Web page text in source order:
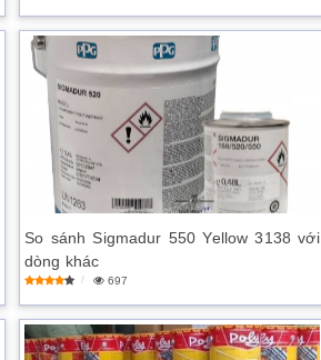
So sánh Sigmadur 550 Yellow 3138 với
dòng khác
697